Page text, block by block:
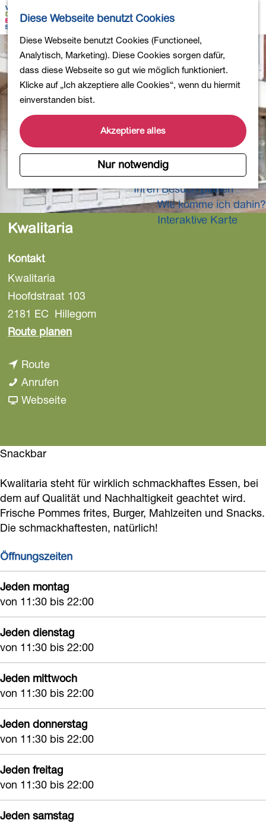
Diese Webseite benutzt Cookies
Diese Webseite benutzt Cookies (Functioneel,
Analytisch, Marketing). Diese Cookies sorgen dafür,
dass diese Webseite so gut wie möglich funktioniert.
Klicke auf „Ich akzeptiere alle Cookies“, wenn du hiermit
einverstanden bist.
Akzeptiere alles
Nur notwendig
G
e
h
e
i
K
r
t
e
S
c
h
e
n
e
n
ü
Einkaufen
Essen und Trinken
Kinderaktivitäten
In die Natur
Polder und Seen
Museen und mehr
Aktiv und gesund
4-Tage-Wanderung
Übernachtungen
Ihren Besuch planen
Wie komme ich dahin?
Interaktive Karte
Kwalitaria
Kontakt
Kwalitaria
Hoofdstraat 103
2181 EC Hillegom
Route planenb
a
r
i
Routeb
i
s
i
t
a
i
Anrufen
w
a
r
i
Webseitea
l
i
t
r
a
Snackbar
Kwalitaria steht für wirklich schmackhaftes Essen, bei
dem auf Qualität und Nachhaltigkeit geachtet wird.
Frische Pommes frites, Burger, Mahlzeiten und Snacks.
Die schmackhaftesten, natürlich!
Öffnungszeiten
Jeden montag
von 11:30 bis 22:00
Jeden dienstag
von 11:30 bis 22:00
Jeden mittwoch
von 11:30 bis 22:00
Jeden donnerstag
von 11:30 bis 22:00
Jeden freitag
von 11:30 bis 22:00
Jeden samstag